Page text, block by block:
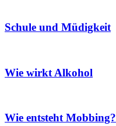
Schule und Müdigkeit
Wie wirkt Alkohol
Wie entsteht Mobbing?